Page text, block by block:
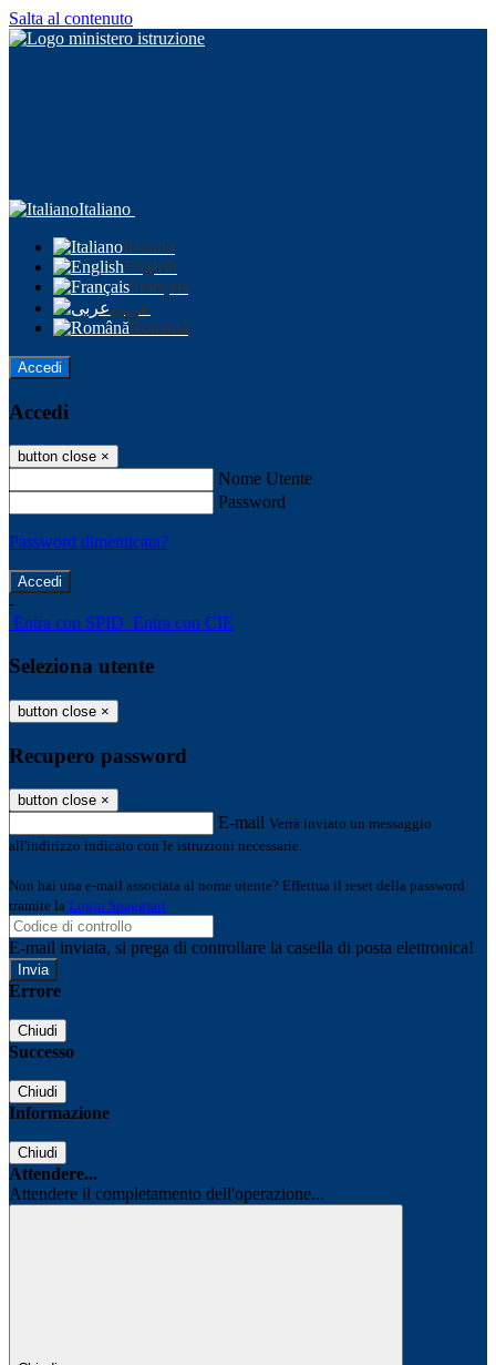
Salta al contenuto
Italiano
Italiano
English
Français
عربى
Română
Accedi
Accedi
button close ×
Nome Utente
Password
Password dimenticata?
-
Entra con SPID Entra con CIE
Seleziona utente
button close ×
Recupero password
button close ×
E-mail Verrà inviato un messaggio
all'indirizzo indicato con le istruzioni necessarie.
Non hai una e-mail associata al nome utente? Effettua il reset della password
tramite la Login Spaggiari
E-mail inviata, si prega di controllare la casella di posta elettronica!
Errore
Chiudi
Successo
Chiudi
Informazione
Chiudi
Attendere...
Attendere il completamento dell'operazione...